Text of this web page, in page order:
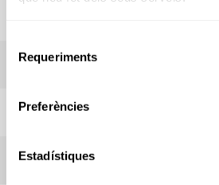
Requeriments
Preferències
Estadístiques
ADMESOS/ES
INFORMACIÓ PROVA
INFORMACIÓ CLUB